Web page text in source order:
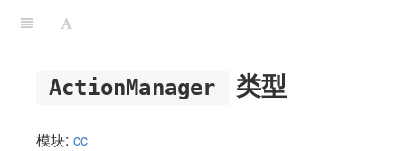
ActionManager 类型
模块: cc